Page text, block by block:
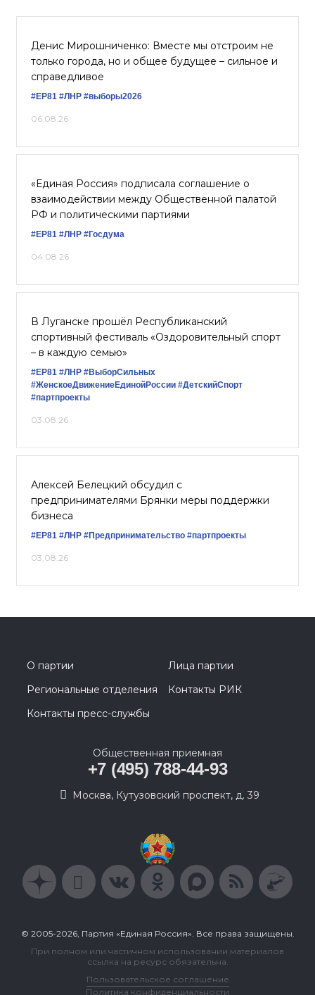
Денис Мирошниченко: Вместе мы отстроим не
только города, но и общее будущее – сильное и
справедливое
#ЕР81 #ЛНР #выборы2026
06.08.26
«Единая Россия» подписала соглашение о
взаимодействии между Общественной палатой
РФ и политическими партиями
#ЕР81 #ЛНР #Госдума
04.08.26
В Луганске прошёл Республиканский
спортивный фестиваль «Оздоровительный спорт
– в каждую семью»
#ЕР81 #ЛНР #ВыборСильных
#ЖенскоеДвижениеЕдинойРоссии #ДетскийСпорт
#партпроекты
03.08.26
Алексей Белецкий обсудил с
предпринимателями Брянки меры поддержки
бизнеса
#ЕР81 #ЛНР #Предпринимательство #партпроекты
03.08.26
О партии
Лица партии
Региональные отделения
Контакты РИК
Контакты пресс-службы
Общественная приемная
+7 (495) 788-44-93
Москва, Кутузовский проспект, д. 39
© 2005-2026, Партия «Единая Россия». Все права защищены.
При полном или частичном использовании материалов
ссылка на ресурс обязательна.
Пользовательское соглашение
Политика конфиденциальности